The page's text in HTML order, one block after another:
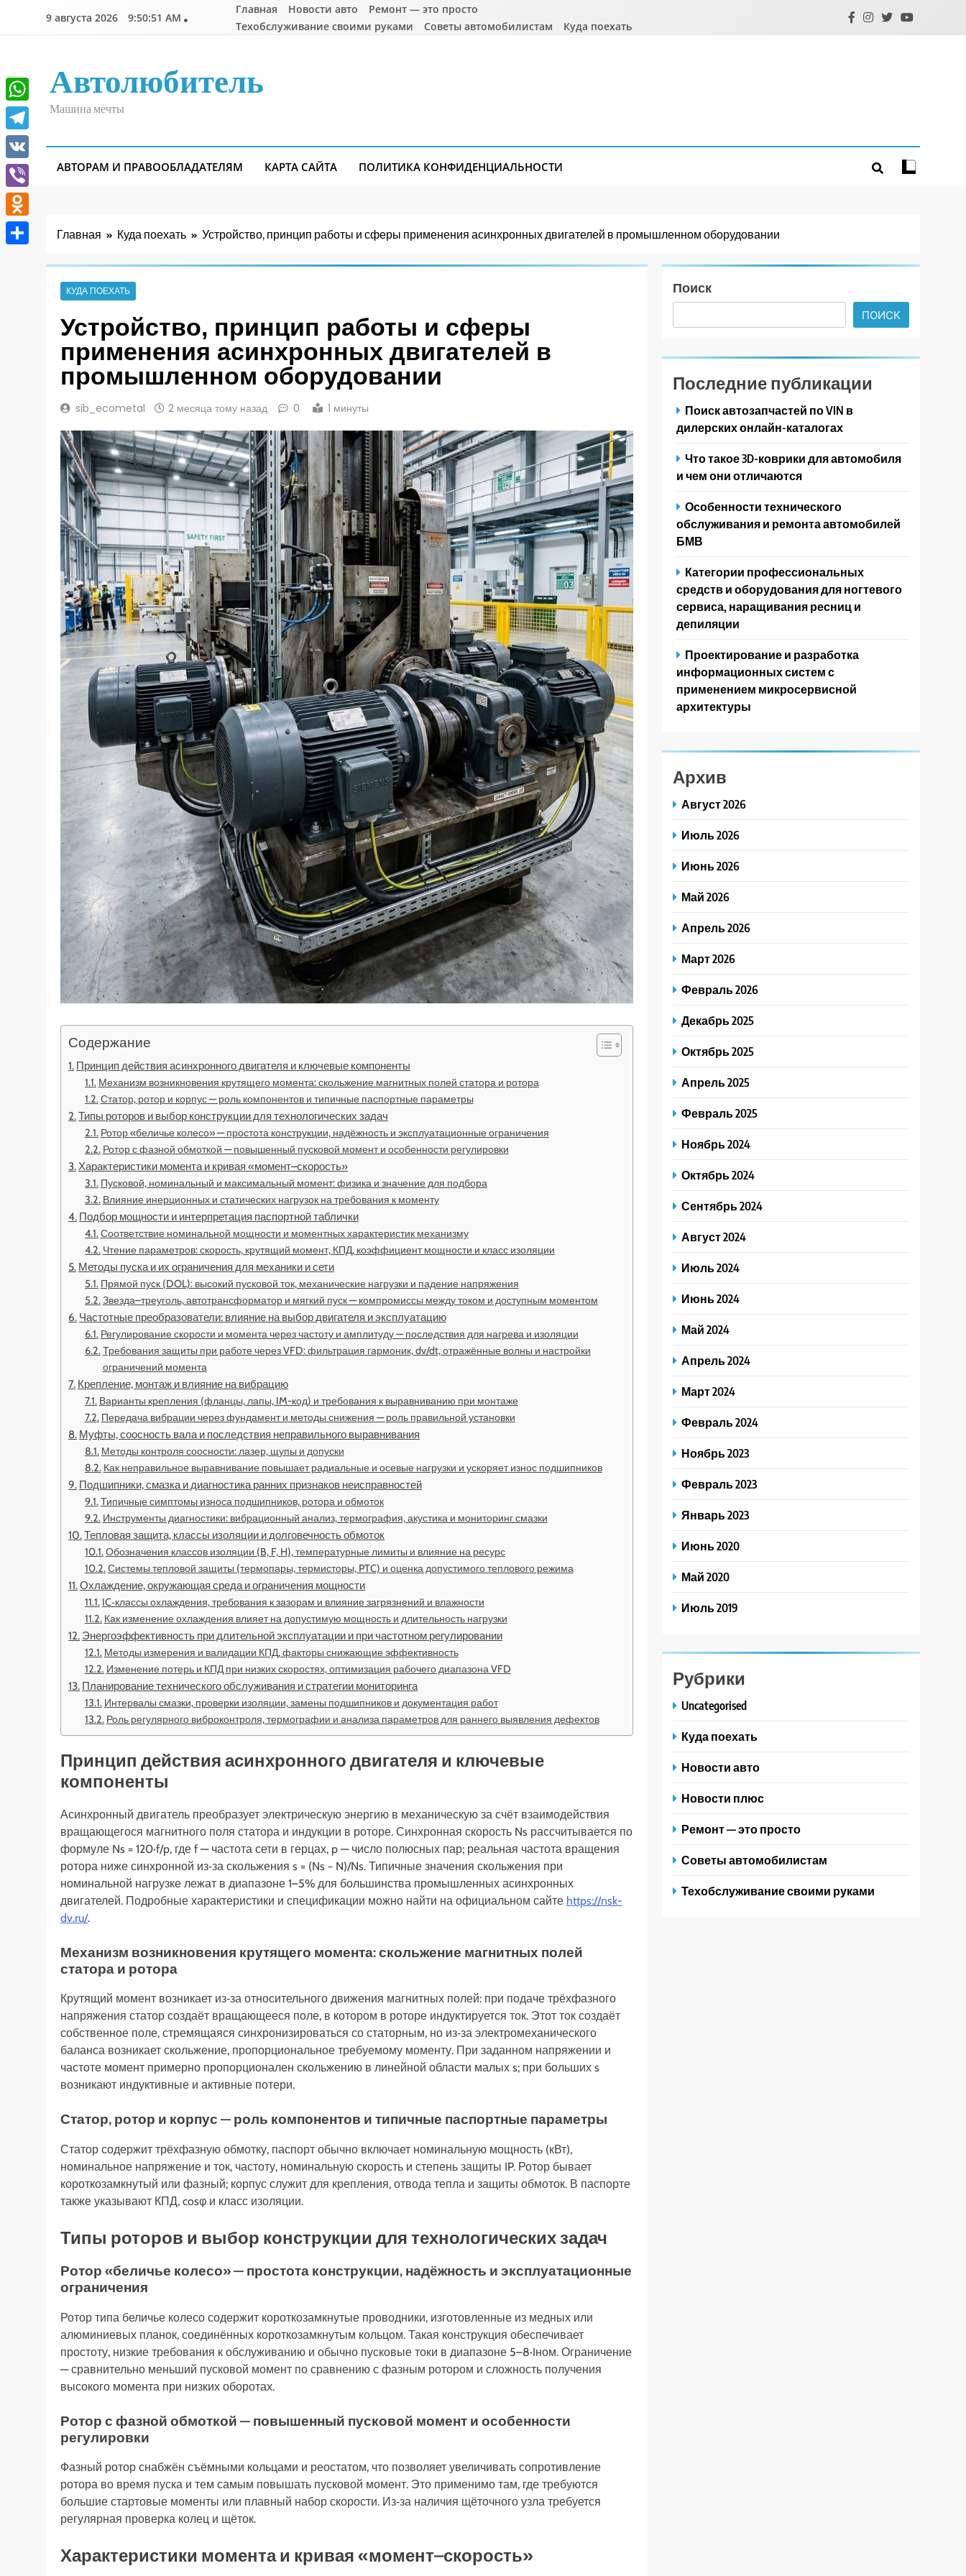
9 августа 2026 9:50:53 AM
Главная Новости авто
Ремонт — это просто
Техобслуживание своими руками
Советы автомобилистам Куда поехать
Автолюбитель
Машина мечты
АВТОРАМ И ПРАВООБЛАДАТЕЛЯМ КАРТА САЙТА ПОЛИТИКА КОНФИДЕНЦИАЛЬНОСТИ
Главная Куда поехать Устройство, принцип работы и сферы применения асинхронных двигателей в промышленном оборудовании
КУДА ПОЕХАТЬ
Устройство, принцип работы и сферы
применения асинхронных двигателей в
промышленном оборудовании
sib_ecometal 2 месяца тому назад 0 1 минуты
Содержание
Принцип действия асинхронного двигателя и ключевые компоненты
Механизм возникновения крутящего момента: скольжение магнитных полей статора и ротора
Статор, ротор и корпус — роль компонентов и типичные паспортные параметры
Типы роторов и выбор конструкции для технологических задач
Ротор «беличье колесо» — простота конструкции, надёжность и эксплуатационные ограничения
Ротор с фазной обмоткой — повышенный пусковой момент и особенности регулировки
Характеристики момента и кривая «момент–скорость»
Пусковой, номинальный и максимальный момент: физика и значение для подбора
Влияние инерционных и статических нагрузок на требования к моменту
Подбор мощности и интерпретация паспортной таблички
Соответствие номинальной мощности и моментных характеристик механизму
Чтение параметров: скорость, крутящий момент, КПД, коэффициент мощности и класс изоляции
Методы пуска и их ограничения для механики и сети
Прямой пуск (DOL): высокий пусковой ток, механические нагрузки и падение напряжения
Звезда–треуголь, автотрансформатор и мягкий пуск — компромиссы между током и доступным моментом
Частотные преобразователи: влияние на выбор двигателя и эксплуатацию
Регулирование скорости и момента через частоту и амплитуду — последствия для нагрева и изоляции
Требования защиты при работе через VFD: фильтрация гармоник, dv/dt, отражённые волны и настройки
ограничений момента
Крепление, монтаж и влияние на вибрацию
Варианты крепления (фланцы, лапы, IM-код) и требования к выравниванию при монтаже
Передача вибрации через фундамент и методы снижения — роль правильной установки
Муфты, соосность вала и последствия неправильного выравнивания
Методы контроля соосности: лазер, щупы и допуски
Как неправильное выравнивание повышает радиальные и осевые нагрузки и ускоряет износ подшипников
Подшипники, смазка и диагностика ранних признаков неисправностей
Типичные симптомы износа подшипников, ротора и обмоток
Инструменты диагностики: вибрационный анализ, термография, акустика и мониторинг смазки
Тепловая защита, классы изоляции и долговечность обмоток
Обозначения классов изоляции (B, F, H), температурные лимиты и влияние на ресурс
Системы тепловой защиты (термопары, термисторы, PTC) и оценка допустимого теплового режима
Охлаждение, окружающая среда и ограничения мощности
IC‑классы охлаждения, требования к зазорам и влияние загрязнений и влажности
Как изменение охлаждения влияет на допустимую мощность и длительность нагрузки
Энергоэффективность при длительной эксплуатации и при частотном регулировании
Методы измерения и валидации КПД, факторы снижающие эффективность
Изменение потерь и КПД при низких скоростях, оптимизация рабочего диапазона VFD
Планирование технического обслуживания и стратегии мониторинга
Интервалы смазки, проверки изоляции, замены подшипников и документация работ
Роль регулярного виброконтроля, термографии и анализа параметров для раннего выявления дефектов
Принцип действия асинхронного двигателя и ключевые
компоненты
Асинхронный двигатель преобразует электрическую энергию в механическую за счёт взаимодействия
вращающегося магнитного поля статора и индукции в роторе. Синхронная скорость Ns рассчитывается по
формуле Ns = 120·f/p, где f — частота сети в герцах, p — число полюсных пар; реальная частота вращения
ротора ниже синхронной из‑за скольжения s = (Ns − N)/Ns. Типичные значения скольжения при
номинальной нагрузке лежат в диапазоне 1–5% для большинства промышленных асинхронных
двигателей. Подробные характеристики и спецификации можно найти на официальном сайте https://nsk-
dv.ru/.
Механизм возникновения крутящего момента: скольжение магнитных полей
статора и ротора
Крутящий момент возникает из‑за относительного движения магнитных полей: при подаче трёхфазного
напряжения статор создаёт вращающееся поле, в котором в роторе индуктируется ток. Этот ток создаёт
собственное поле, стремящаяся синхронизироваться со статорным, но из‑за электромеханического
баланса возникает скольжение, пропорциональное требуемому моменту. При заданном напряжении и
частоте момент примерно пропорционален скольжению в линейной области малых s; при больших s
возникают индуктивные и активные потери.
Статор, ротор и корпус — роль компонентов и типичные паспортные параметры
Статор содержит трёхфазную обмотку, паспорт обычно включает номинальную мощность (кВт),
номинальное напряжение и ток, частоту, номинальную скорость и степень защиты IP. Ротор бывает
короткозамкнутый или фазный; корпус служит для крепления, отвода тепла и защиты обмоток. В паспорте
также указывают КПД, cosφ и класс изоляции.
Типы роторов и выбор конструкции для технологических задач
Ротор «беличье колесо» — простота конструкции, надёжность и эксплуатационные
ограничения
Ротор типа беличье колесо содержит короткозамкнутые проводники, изготовленные из медных или
алюминиевых планок, соединённых короткозамкнутым кольцом. Такая конструкция обеспечивает
простоту, низкие требования к обслуживанию и обычно пусковые токи в диапазоне 5–8·Iном. Ограничение
— сравнительно меньший пусковой момент по сравнению с фазным ротором и сложность получения
высокого момента при низких оборотах.
Ротор с фазной обмоткой — повышенный пусковой момент и особенности
регулировки
Фазный ротор снабжён съёмными кольцами и реостатом, что позволяет увеличивать сопротивление
ротора во время пуска и тем самым повышать пусковой момент. Это применимо там, где требуются
большие стартовые моменты или плавный набор скорости. Из‑за наличия щёточного узла требуется
регулярная проверка колец и щёток.
Характеристики момента и кривая «момент–скорость»
Поиск
ПОИСК
Последние публикации
Поиск автозапчастей по VIN в
дилерских онлайн-каталогах
Что такое 3D-коврики для автомобиля
и чем они отличаются
Особенности технического
обслуживания и ремонта автомобилей
БМВ
Категории профессиональных
средств и оборудования для ногтевого
сервиса, наращивания ресниц и
депиляции
Проектирование и разработка
информационных систем с
применением микросервисной
архитектуры
Архив
Август 2026
Июль 2026
Июнь 2026
Май 2026
Апрель 2026
Март 2026
Февраль 2026
Декабрь 2025
Октябрь 2025
Апрель 2025
Февраль 2025
Ноябрь 2024
Октябрь 2024
Сентябрь 2024
Август 2024
Июль 2024
Июнь 2024
Май 2024
Апрель 2024
Март 2024
Февраль 2024
Ноябрь 2023
Февраль 2023
Январь 2023
Июнь 2020
Май 2020
Июль 2019
Рубрики
Uncategorised
Куда поехать
Новости авто
Новости плюс
Ремонт — это просто
Советы автомобилистам
Техобслуживание своими руками
WhatsApp
Telegram
VK
Viber
Odnoklassniki